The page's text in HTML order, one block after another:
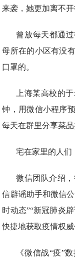
来袭，她更加离不开
曾放每天都通
母所在的小区有没
口罩的。
上海某高校的
钟，用微信小程序
每天在群里分享菜
宅在家里的人们
微信团队介绍
信辟谣助手和微信
时动态”“新冠肺炎
快捷地获取疫情权威
《微信战“疫”